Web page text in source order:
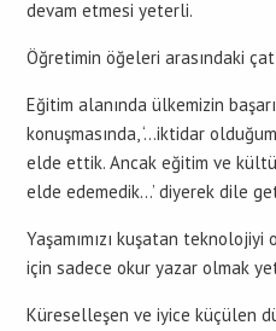
devam etmesi yeterli.
Öğretimin öğeleri arasındaki
Eğitim alanında ülkemizin
konuşmasında, ‘…iktidar
elde ettik. Ancak eğitim ve
elde edemedik…’ diyerek dile
Yaşamımızı kuşatan
için sadece okur yazar olmak
Küreselleşen ve iyice küçülen